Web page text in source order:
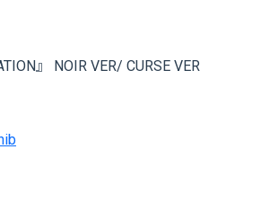
』 NOIR VER/ CURSE VER